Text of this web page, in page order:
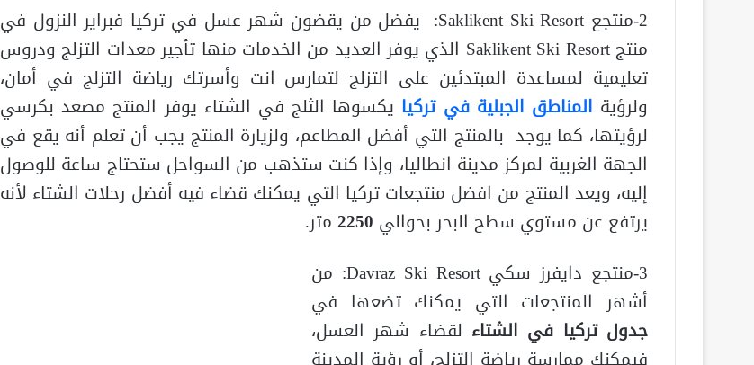
2-منتجع Saklikent Ski Resort: يفضل من يقضون شهر عسل في تركيا فبراير النزول في
منتج Saklikent Ski Resort الذي يوفر العديد من الخدمات منها تأجير معدات التزلج ودروس
تعليمية لمساعدة المبتدئين على التزلج لتمارس انت وأسرتك رياضة التزلج في أمان،
ولرؤية المناطق الجبلية في تركيا يكسوها الثلج في الشتاء يوفر المنتج مصعد بكرسي
لرؤيتها، كما يوجد بالمنتج التي أفضل المطاعم، ولزيارة المنتج يجب أن تعلم أنه يقع في
الجهة الغربية لمركز مدينة انطاليا، وإذا كنت ستذهب من السواحل ستحتاج ساعة للوصول
إليه، ويعد المنتج من افضل منتجعات تركيا التي يمكنك قضاء فيه أفضل رحلات الشتاء لأنه
يرتفع عن مستوي سطح البحر بحوالي 2250متر.
3-منتجع دايفرز سكي Davraz Ski Resort: من
أشهر المنتجعات التي يمكنك تضعها في
جدول تركيا في الشتاء لقضاء شهر العسل،